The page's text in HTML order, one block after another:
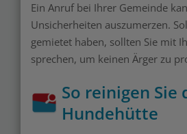
Ein Anruf bei Ihrer Gemeinde
Unsicherheiten auszumerzen.
gemietet haben, sollten Sie mit
sprechen, um keinen Ärger zu
So reinigen Sie
Hundehütte